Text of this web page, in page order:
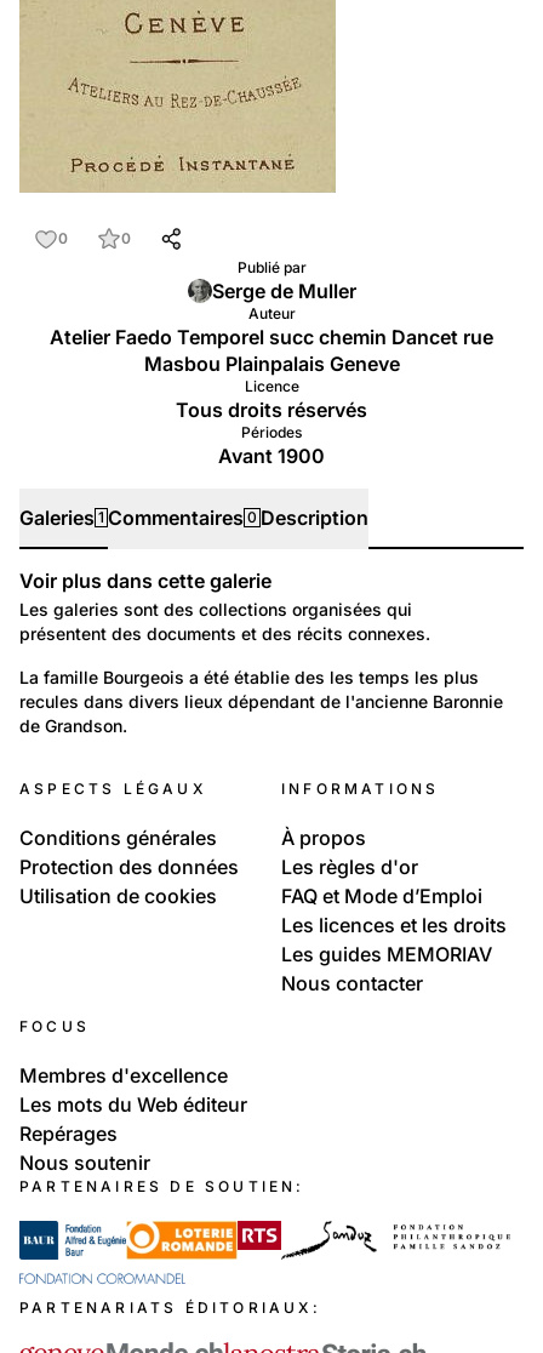
0
0
Publié par
Serge de Muller
Auteur
Atelier Faedo Temporel succ chemin Dancet rue
Masbou Plainpalais Geneve
Licence
Tous droits réservés
Périodes
Avant 1900
Galeries 1 Commentaires 0 Description
Galeries
Voir plus dans cette galerie
Les galeries sont des collections organisées qui
présentent des documents et des récits connexes.
Portraits: Figures marquantes
Bourgeois de Giez Grandson Yverdon Bonvillars
La famille Bourgeois a été établie des les temps les plus
recules dans divers lieux dépendant de l'ancienne Baronnie
de Grandson.
ASPECTS LÉGAUX
Conditions générales
Protection des données
Utilisation de cookies
INFORMATIONS
À propos
Les règles d'or
FAQ et Mode d’Emploi
Les licences et les droits
Les guides MEMORIAV
Nous contacter
FOCUS
Membres d'excellence
Les mots du Web éditeur
Repérages
Nous soutenir
PARTENAIRES DE SOUTIEN:
PARTENARIATS ÉDITORIAUX: